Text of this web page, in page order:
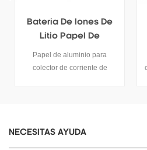
Papel De Aluminio
Para Batería De Litio
12um
batería de iones de litio
colector de corriente papel de
NECESITAS AYUDA